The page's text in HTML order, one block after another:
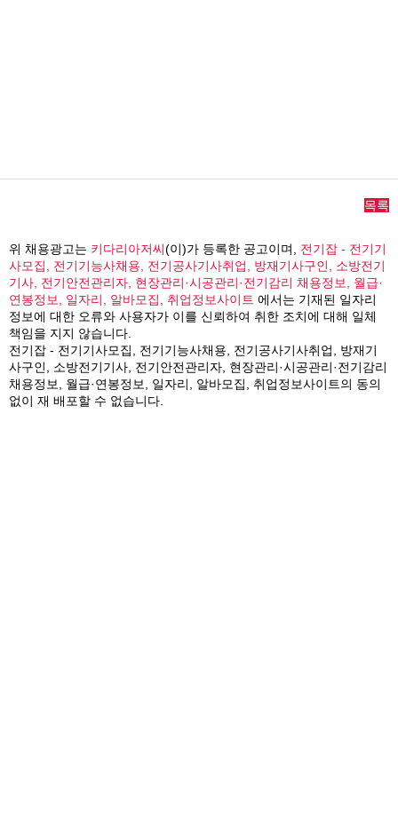
목록
위 채용광고는 키다리아저씨(이)가 등록한 공고이며, 전기잡 - 전기기
사모집, 전기기능사채용, 전기공사기사취업, 방재기사구인, 소방전기
기사, 전기안전관리자, 현장관리·시공관리·전기감리 채용정보, 월급·
연봉정보, 일자리, 알바모집, 취업정보사이트 에서는 기재된 일자리
정보에 대한 오류와 사용자가 이를 신뢰하여 취한 조치에 대해 일체
책임을 지지 않습니다.
전기잡 - 전기기사모집, 전기기능사채용, 전기공사기사취업, 방재기
사구인, 소방전기기사, 전기안전관리자, 현장관리·시공관리·전기감리
채용정보, 월급·연봉정보, 일자리, 알바모집, 취업정보사이트의 동의
없이 재 배포할 수 없습니다.